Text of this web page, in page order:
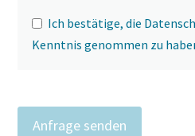
Ich bestätige, die
Kenntnis genommen zu